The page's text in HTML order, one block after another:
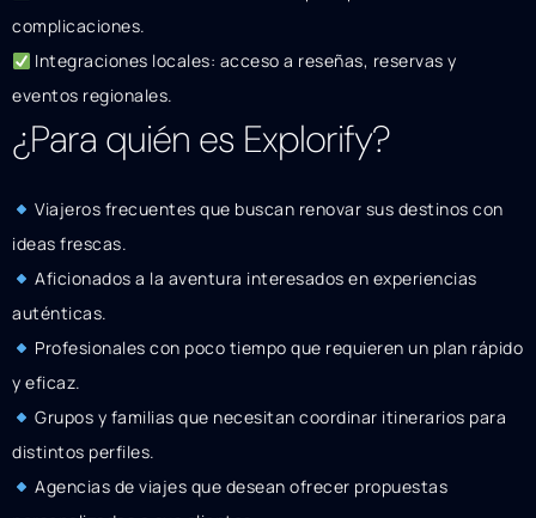
complicaciones.
Integraciones locales: acceso a reseñas, reservas y
eventos regionales.
¿Para quién es Explorify?
Viajeros frecuentes que buscan renovar sus destinos con
ideas frescas.
Aficionados a la aventura interesados en experiencias
auténticas.
Profesionales con poco tiempo que requieren un plan rápido
y eficaz.
Grupos y familias que necesitan coordinar itinerarios para
distintos perfiles.
Agencias de viajes que desean ofrecer propuestas